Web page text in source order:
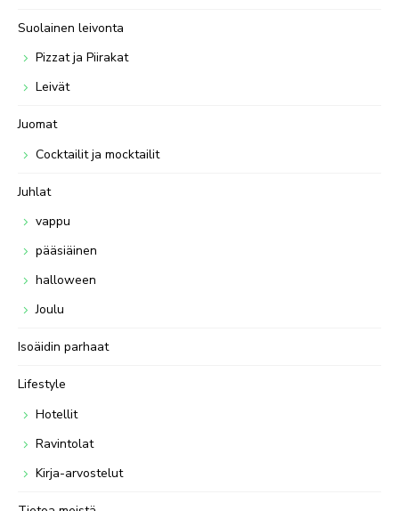
Suolainen leivonta
Pizzat ja Piirakat
Leivät
Juomat
Cocktailit ja mocktailit
Juhlat
vappu
pääsiäinen
halloween
Joulu
Isoäidin parhaat
Lifestyle
Hotellit
Ravintolat
Kirja-arvostelut